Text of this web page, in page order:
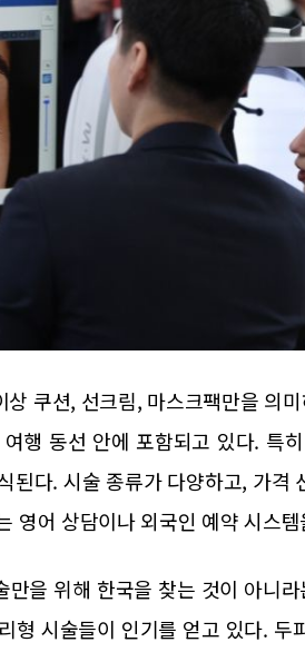
쿠션, 선크림, 마스크팩만을 의
행 동선 안에 포함되고 있다. 특
다. 시술 종류가 다양하고, 가격
영어 상담이나 외국인 예약 시스
을 위해 한국을 찾는 것이 아니
형 시술들이 인기를 얻고 있다. 두